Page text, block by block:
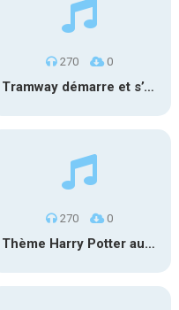
270 0
Tramway démarre et s’éloigne #2
270 0
Thème Harry Potter au carillon